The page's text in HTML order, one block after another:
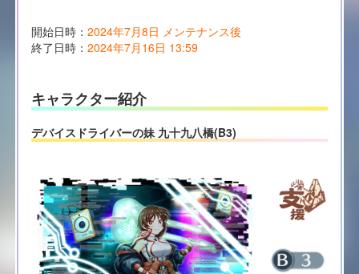
開始日時： 2024年7月8日 メンテナンス後
終了日時： 2024年7月16日 13:59
キャラクター紹介
デバイスドライバーの妹 九十九八橋(B3)